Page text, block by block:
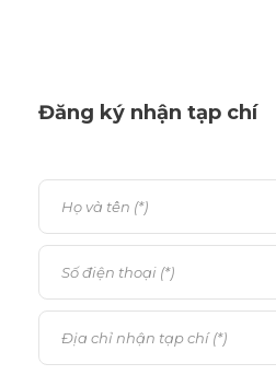
Đăng ký nhận tạp chí